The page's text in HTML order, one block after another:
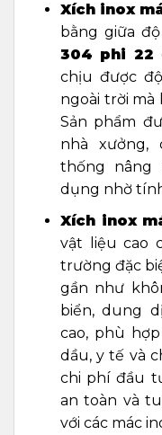
Xích inox
bằng giữa
304 phi 22
chịu được
ngoài trời
Sản phẩm
nhà xưởng,
thống nâng
dụng nhờ
Xích inox
vật liệu cao
trường đặc
gần như
biển, dung
cao, phù
dầu, y tế và
chi phí đầu
an toàn và
với các mác